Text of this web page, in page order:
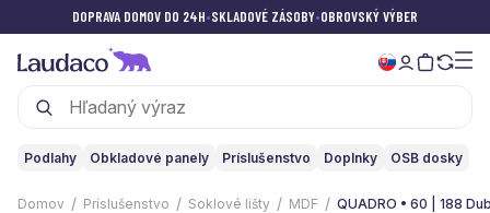
DOPRAVA DOMOV DO 24H•SKLADOVÉ ZÁSOBY•OBROVSKÝ VÝBER
Podlahy Obkladové panely Príslušenstvo Doplnky OSB dosky
Domov Príslušenstvo Soklové lišty MDF QUADRO • 60 | 188